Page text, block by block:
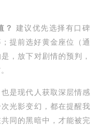
？ 建议优先选择有口碑
提前选好黄金座位（通
，放下对剧情的预判，
是现代人获取深层情感
光影变幻，都在提醒我
同的黑暗中，才能被完